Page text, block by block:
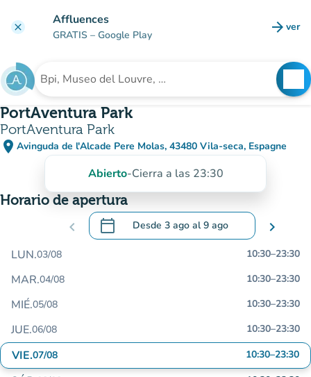
clear Affluences
GRATIS – Google Play arrow_forward ver
Buscar un establecimiento
PortAventura Park
PortAventura Park
place Avinguda de l'Alcade Pere Molas, 43480 Vila-seca, Espagne
(abrir en Google Maps)
(nueva pestaña)
Abierto-Cierra a las 23:30
Horario de apertura
chevron_left calendar_today Desde 3 ago al9 ago
.Abra el calendario para cambiar las
chevron_right
LUN.03/08 10:30–23:30
MAR.04/08 10:30–23:30
MIÉ.05/08 10:30–23:30
JUE.06/08 10:30–23:30
VIE.07/08 10:30–23:30